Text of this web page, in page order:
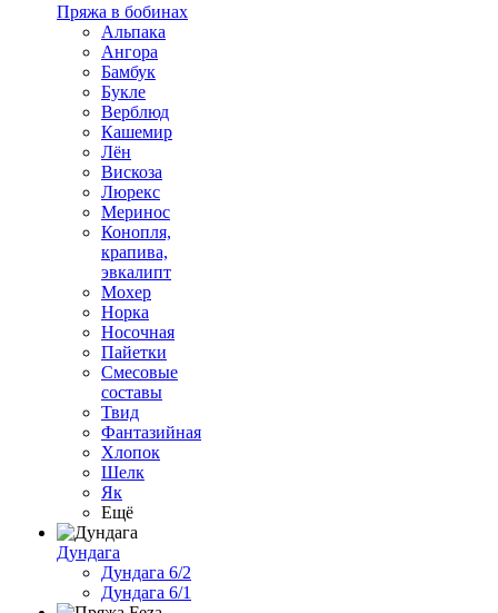
Пряжа в бобинах
Альпака
Ангора
Бамбук
Букле
Верблюд
Кашемир
Лён
Вискоза
Люрекс
Меринос
Конопля,
крапива,
эвкалипт
Мохер
Норка
Носочная
Пайетки
Смесовые
составы
Твид
Фантазийная
Хлопок
Шелк
Як
Ещё
Дундага
Дундага 6/2
Дундага 6/1